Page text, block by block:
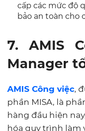
cấp các mức độ
bảo an toàn cho
7. AMIS
Manager
AMIS Công việc,
phần MISA, là
hàng đầu hiện
hóa quy trình làm